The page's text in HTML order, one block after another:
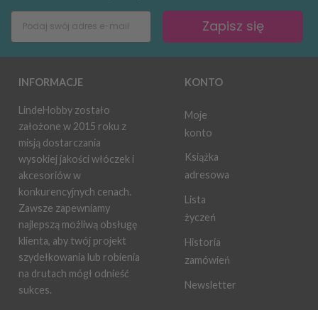
Zapisz się
INFORMACJE
LindeHobby zostało
założone w 2015 roku z
misją dostarczania
wysokiej jakości włóczek i
akcesoriów w
konkurencyjnych cenach.
Zawsze zapewniamy
najlepszą możliwą obsługę
klienta, aby twój projekt
szydełkowania lub robienia
na drutach mógł odnieść
sukces.
KONTO
Moje
konto
Książka
adresowa
Lista
życzeń
Historia
zamówień
Newsletter